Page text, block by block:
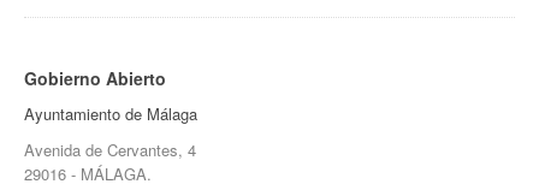
Gobierno Abierto
Ayuntamiento de Málaga
Avenida de Cervantes, 4
29016 - MÁLAGA.